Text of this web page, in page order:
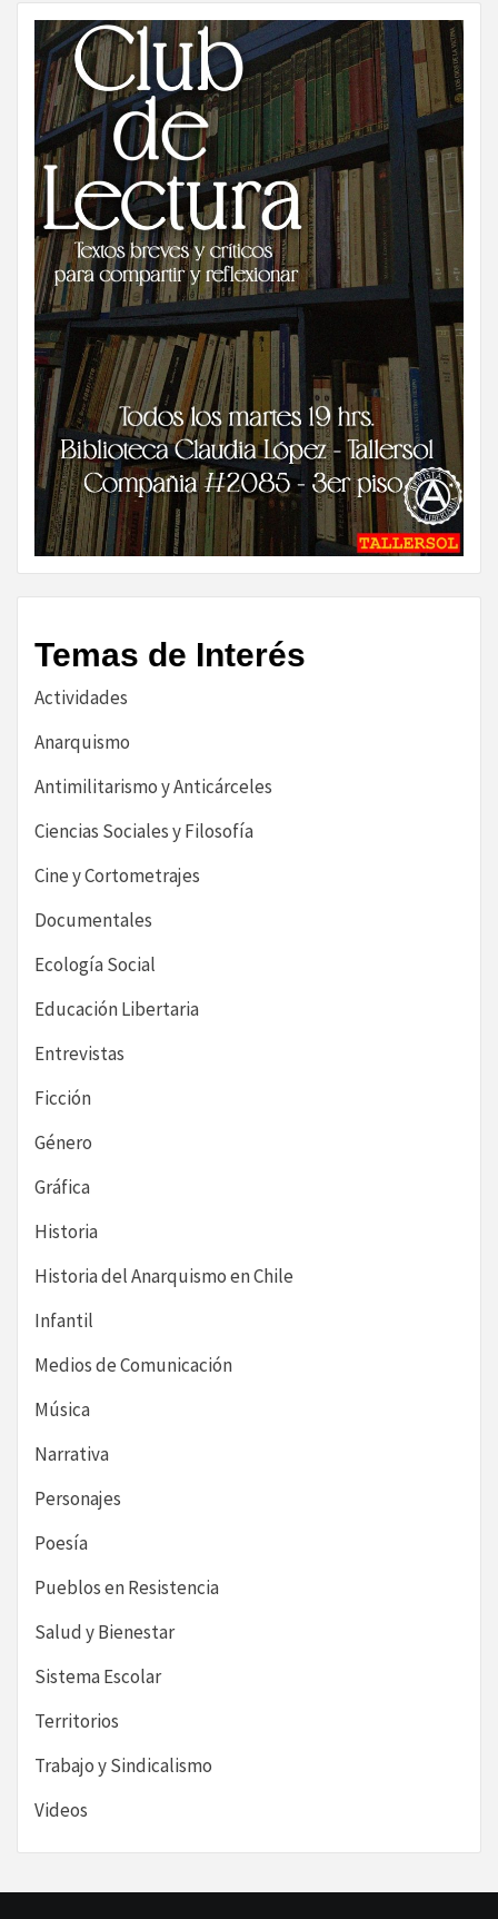
Temas de Interés
Actividades
Anarquismo
Antimilitarismo y Anticárceles
Ciencias Sociales y Filosofía
Cine y Cortometrajes
Documentales
Ecología Social
Educación Libertaria
Entrevistas
Ficción
Género
Gráfica
Historia
Historia del Anarquismo en Chile
Infantil
Medios de Comunicación
Música
Narrativa
Personajes
Poesía
Pueblos en Resistencia
Salud y Bienestar
Sistema Escolar
Territorios
Trabajo y Sindicalismo
Videos